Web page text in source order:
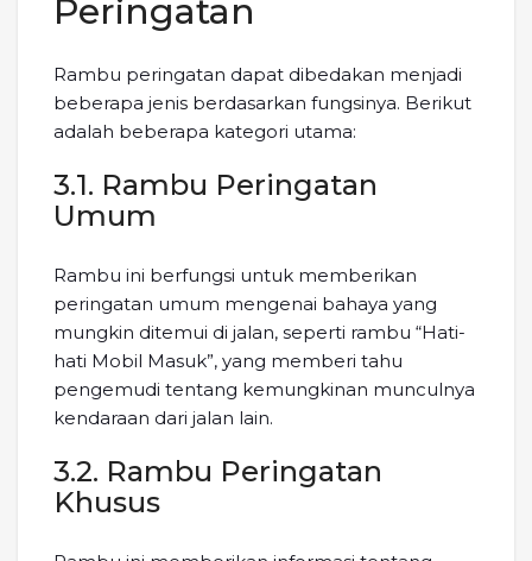
Peringatan
Rambu peringatan dapat dibedakan menjadi
beberapa jenis berdasarkan fungsinya. Berikut
adalah beberapa kategori utama:
3.1. Rambu Peringatan
Umum
Rambu ini berfungsi untuk memberikan
peringatan umum mengenai bahaya yang
mungkin ditemui di jalan, seperti rambu “Hati-
hati Mobil Masuk”, yang memberi tahu
pengemudi tentang kemungkinan munculnya
kendaraan dari jalan lain.
3.2. Rambu Peringatan
Khusus